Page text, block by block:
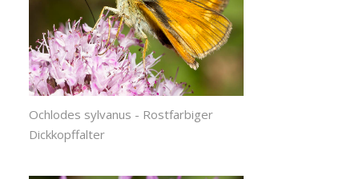
Ochlodes sylvanus - Rostfarbiger
Dickkopffalter